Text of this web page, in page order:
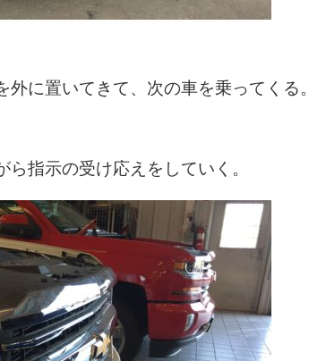
外に置いてきて、次の車を乗ってくる。
指示の受け応えをしていく。